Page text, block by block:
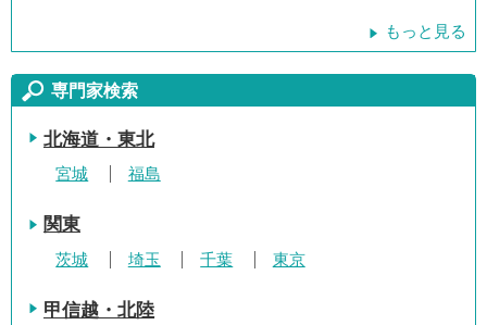
もっと見る
専門家検索
北海道・東北
宮城 福島
関東
茨城 埼玉 千葉 東京
甲信越・北陸